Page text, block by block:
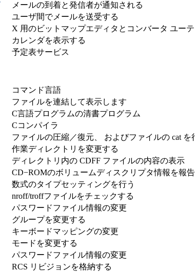
メールの到着と発信者が通知される
ユーザ間でメールを送受する
X 用のビットマップエディタとコンバータ ユー
カレンダを表示する
予定表サービス
コマンド言語
ファイルを連結して表示します
C言語プログラムの清書プログラム
Cコンパイラ
ファイルの圧縮／復元、 およびファイルの cat を
作業ディレクトリを変更する
ディレクトリ内の CDFF ファイルの内容の表示
CD−ROMのボリュームディスクリプタ情報を報
数式のタイプセッティングを行う
nroff/troffファイルをチェックする
パスワードファイル情報の変更
グループを変更する
キーボードマッピングの変更
モードを変更する
パスワードファイル情報の変更
RCS リビジョンを格納する